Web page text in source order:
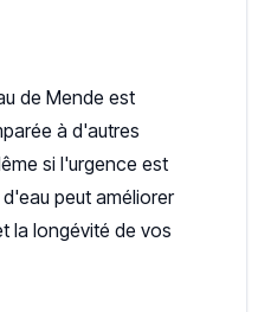
de Mende est
à d'autres
si l'urgence est
peut améliorer
la longévité de vos